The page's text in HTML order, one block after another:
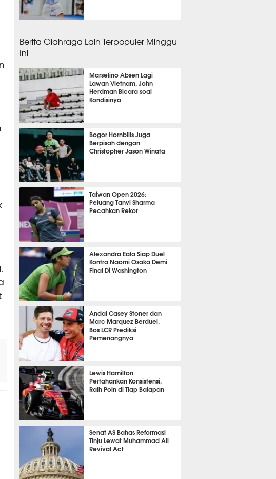
Berita Olahraga Lain Terpopuler Minggu
Ini
Marselino Absen Lagi
Lawan Vietnam, John
Herdman Bicara soal
Kondisinya
SEPAK BOLA
Bogor Hornbills Juga
Berpisah dengan
Christopher Jason Winata
BASKET
Taiwan Open 2026:
Peluang Tanvi Sharma
Pecahkan Rekor
BADMINTON
Alexandra Eala Siap Duel
Kontra Naomi Osaka Demi
Final Di Washington
TENIS
Andai Casey Stoner dan
Marc Marquez Berduel,
Bos LCR Prediksi
Pemenangnya
MOTOGP
Lewis Hamilton
Pertahankan Konsistensi,
Raih Poin di Tiap Balapan
F1
Senat AS Bahas Reformasi
Tinju Lewat Muhammad Ali
Revival Act